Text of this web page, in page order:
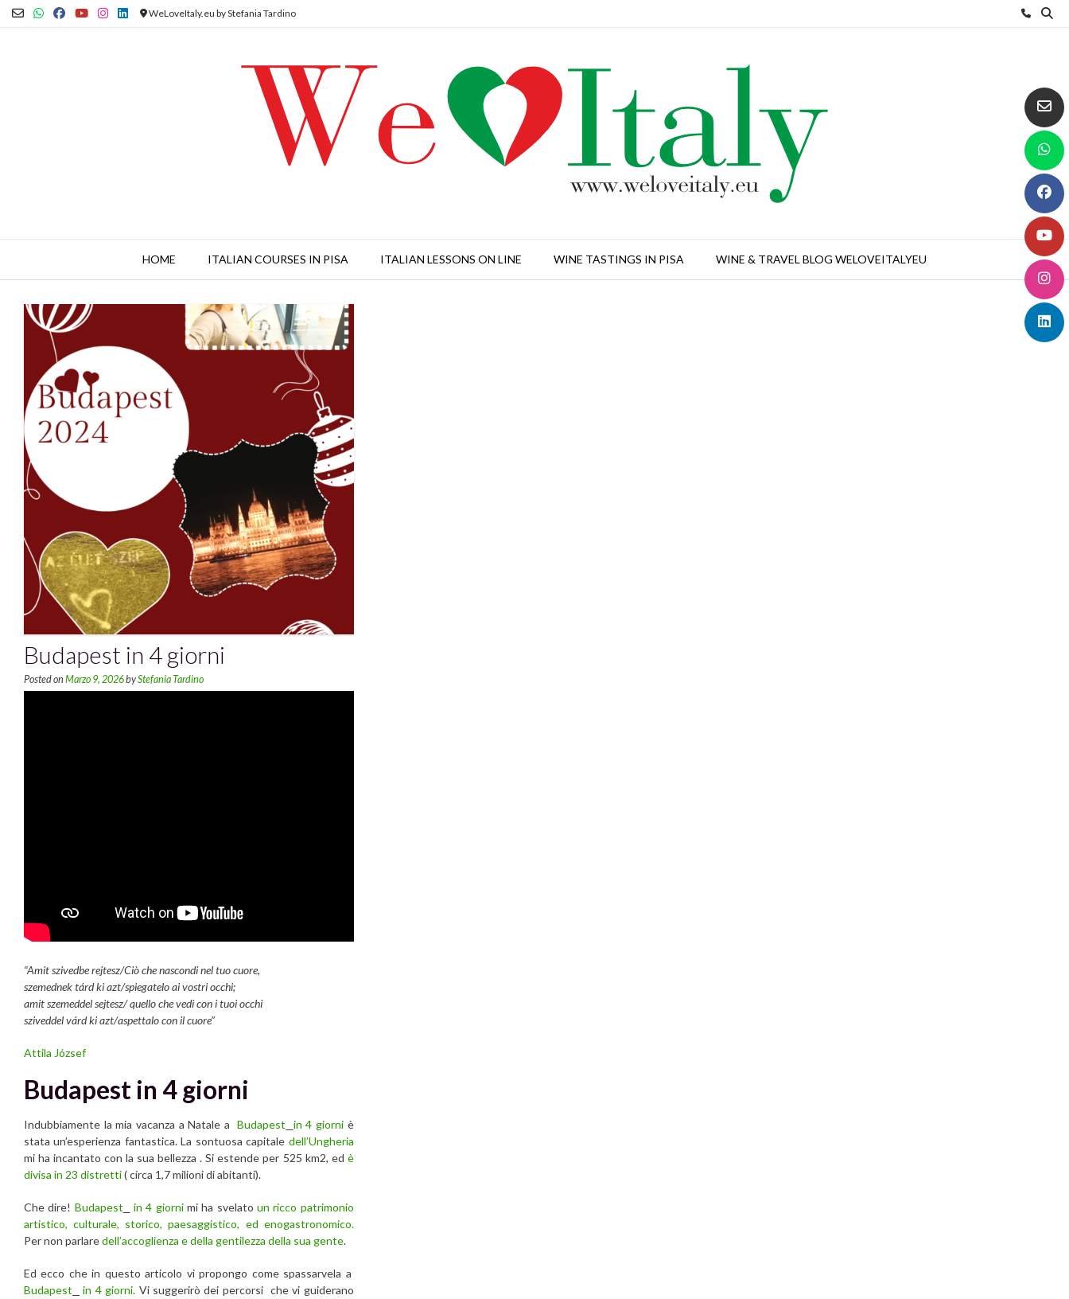
Skip
WeLoveItaly.eu by Stefania Tardino
HOME ITALIAN COURSES IN PISA ITALIAN LESSONS ON LINE WINE TASTINGS IN PISA WINE & TRAVEL BLOG WELOVEITALYEU
Budapest in 4 giorni
Posted on Marzo 9, 2026byStefania Tardino
“Amit szivedbe rejtesz/Ciò che nascondi nel tuo cuore,
szemednek tárd ki azt/spiegatelo ai vostri occhi;
amit szemeddel sejtesz/quello che vedi con i tuoi occhi
sziveddel várd ki azt/aspettalo con il cuore”
Attila József
Budapest in 4 giorni
Indubbiamente la mia vacanza a Natale aBudapest in 4 giorni è
stata un’esperienza fantastica. La sontuosa capitale dell’Ungheria
mi ha incantato con la sua bellezza . Si estende per 525 km2, ed è
divisa in 23 distretti( circa 1,7 milioni di abitanti).
Che dire! Budapest in 4 giornimi ha svelato un ricco patrimonio
artistico, culturale, storico, paesaggistico, ed enogastronomico.
Per non parlaredell’accoglienza e della gentilezza della sua gente.
Ed ecco che in questo articolo vi propongo come spassarvela a
Budapest
in 4 giorni. Vi suggerirò dei percorsi che vi guiderano